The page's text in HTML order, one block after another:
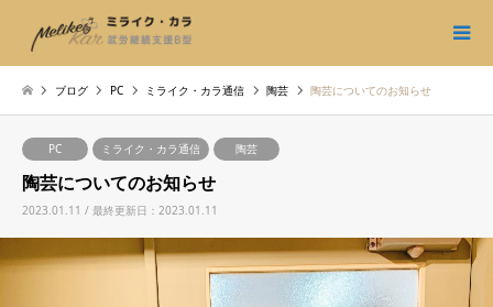
ブログ PC ミライク・カラ通信 陶芸 陶芸についてのお知らせ
PC ミライク・カラ通信 陶芸
陶芸についてのお知らせ
2023.01.11 / 最終更新日：2023.01.11